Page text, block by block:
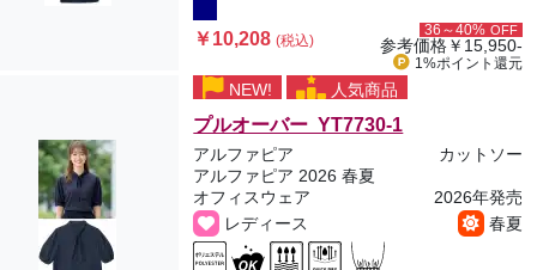
￥10,208(税込)
36～40% OFF
参考価格￥15,950-
1%ポイント 還元
NEW! 人気商品
プルオーバー YT7730-1
アルファピア
カットソー
アルファピア 2026 春夏
オフィスウェア
2026年発売
レディース
春夏